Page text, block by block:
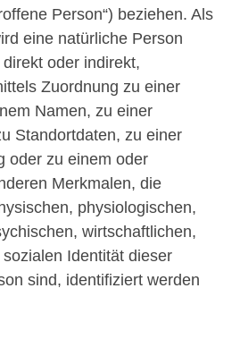
Person“) beziehen. Als
eine natürliche Person
oder indirekt,
Zuordnung zu einer
Namen, zu einer
Standortdaten, zu einer
oder zu einem oder
Merkmalen, die
physiologischen,
wirtschaftlichen,
Identität dieser
sind, identifiziert werden